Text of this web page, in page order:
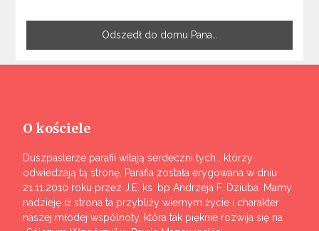
Odszedł do domu Pana…
O kościele
Duszpasterze parafii witają serdeczni tych , którzy
odwiedzają tą stronę. Parafia została erygowana w dniu
21.11.2010 roku przez J.E. ks. bp Andrzeja F. Dziuba. Mamy
nadzieję iż strona ta przybliży wiernym życie i charakter
naszej młodej wspólnoty, która tak pięknie rozwija się na